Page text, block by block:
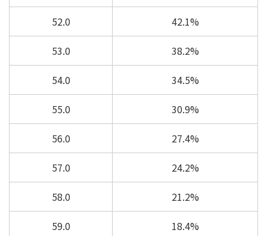
52.0 42.1%
53.0 38.2%
54.0 34.5%
55.0 30.9%
56.0 27.4%
57.0 24.2%
58.0 21.2%
59.0 18.4%